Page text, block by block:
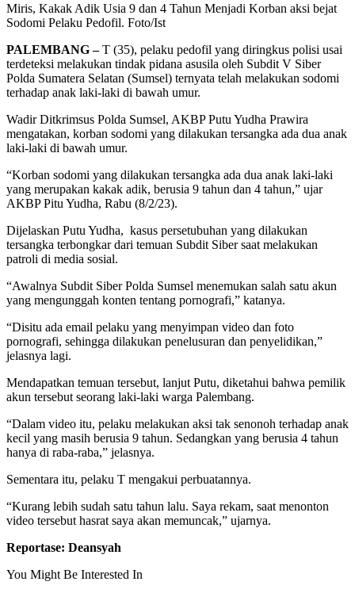
Miris, Kakak Adik Usia 9 dan 4 Tahun Menjadi Korban aksi bejat
Sodomi Pelaku Pedofil. Foto/Ist
PALEMBANG –T (35), pelaku pedofil yang diringkus polisi usai
terdeteksi melakukan tindak pidana asusila oleh Subdit V Siber
Polda Sumatera Selatan (Sumsel) ternyata telah melakukan sodomi
terhadap anak laki-laki di bawah umur.
Wadir Ditkrimsus Polda Sumsel, AKBP Putu Yudha Prawira
mengatakan, korban sodomi yang dilakukan tersangka ada dua anak
laki-laki di bawah umur.
“Korban sodomi yang dilakukan tersangka ada dua anak laki-laki
yang merupakan kakak adik, berusia 9 tahun dan 4 tahun,” ujar
AKBP Pitu Yudha, Rabu (8/2/23).
Dijelaskan Putu Yudha, kasus persetubuhan yang dilakukan
tersangka terbongkar dari temuan Subdit Siber saat melakukan
patroli di media sosial.
“Awalnya Subdit Siber Polda Sumsel menemukan salah satu akun
yang mengunggah konten tentang pornografi,” katanya.
“Disitu ada email pelaku yang menyimpan video dan foto
pornografi, sehingga dilakukan penelusuran dan penyelidikan,”
jelasnya lagi.
Mendapatkan temuan tersebut, lanjut Putu, diketahui bahwa pemilik
akun tersebut seorang laki-laki warga Palembang.
“Dalam video itu, pelaku melakukan aksi tak senonoh terhadap anak
kecil yang masih berusia 9 tahun. Sedangkan yang berusia 4 tahun
hanya di raba-raba,” jelasnya.
Sementara itu, pelaku T mengakui perbuatannya.
“Kurang lebih sudah satu tahun lalu. Saya rekam, saat menonton
video tersebut hasrat saya akan memuncak,” ujarnya.
Reportase: Deansyah
You Might Be Interested In